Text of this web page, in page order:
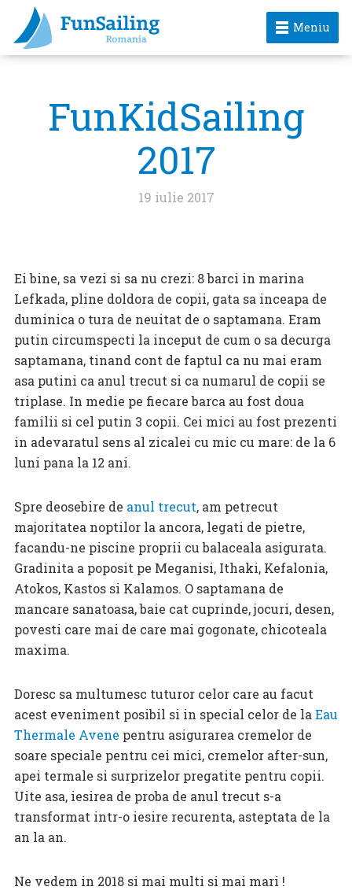
Meniu
FunKidSailing
2017
19 iulie 2017
Ei bine, sa vezi si sa nu crezi: 8 barci in marina
Lefkada, pline doldora de copii, gata sa inceapa de
duminica o tura de neuitat de o saptamana. Eram
putin circumspecti la inceput de cum o sa decurga
saptamana, tinand cont de faptul ca nu mai eram
asa putini ca anul trecut si ca numarul de copii se
triplase. In medie pe fiecare barca au fost doua
familii si cel putin 3 copii. Cei mici au fost prezenti
in adevaratul sens al zicalei cu mic cu mare: de la 6
luni pana la 12 ani.
Spre deosebire de anul trecut, am petrecut
majoritatea noptilor la ancora, legati de pietre,
facandu-ne piscine proprii cu balaceala asigurata.
Gradinita a poposit pe Meganisi, Ithaki, Kefalonia,
Atokos, Kastos si Kalamos. O saptamana de
mancare sanatoasa, baie cat cuprinde, jocuri, desen,
povesti care mai de care mai gogonate, chicoteala
maxima.
Doresc sa multumesc tuturor celor care au facut
acest eveniment posibil si in special celor de la Eau
Thermale Avene pentru asigurarea cremelor de
soare speciale pentru cei mici, cremelor after-sun,
apei termale si surprizelor pregatite pentru copii.
Uite asa, iesirea de proba de anul trecut s-a
transformat intr-o iesire recurenta, asteptata de la
an la an.
Ne vedem in 2018 si mai multi si mai mari !